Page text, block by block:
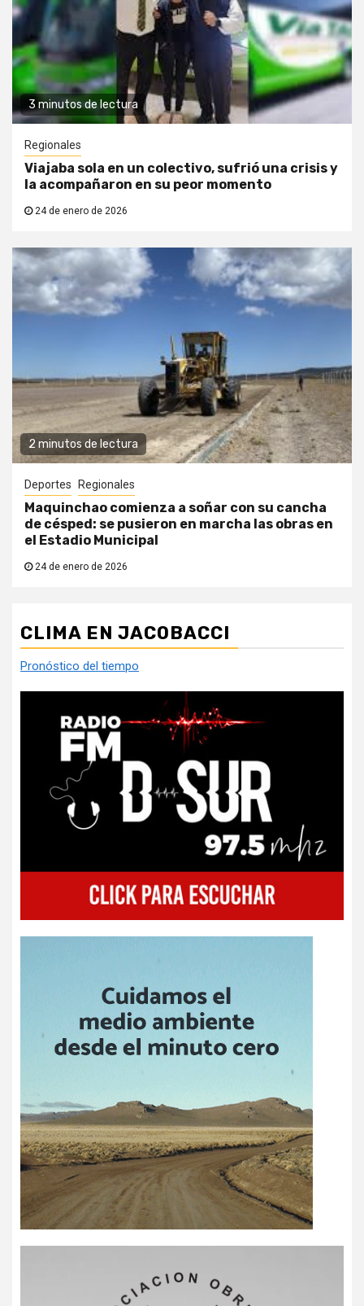
3 minutos de lectura
Regionales
Viajaba sola en un colectivo, sufrió una crisis y
la acompañaron en su peor momento
24 de enero de 2026
2 minutos de lectura
Deportes Regionales
Maquinchao comienza a soñar con su cancha
de césped: se pusieron en marcha las obras en
el Estadio Municipal
24 de enero de 2026
CLIMA EN JACOBACCI
Pronóstico del tiempo